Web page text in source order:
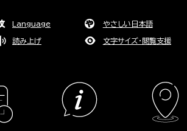
Language やさしい日本語
読み上げ 文字サイズ・閲覧支援